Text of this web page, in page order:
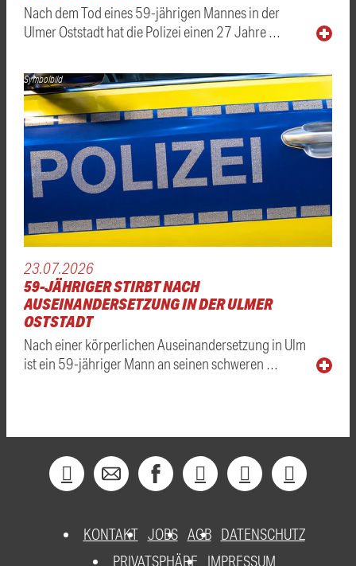
Nach dem Tod eines 59-jährigen Mannes in der
Ulmer Oststadt hat die Polizei einen 27 Jahre …
Symbolbild
23.07.2026
59-JÄHRIGER STIRBT NACH
AUSEINANDERSETZUNG IN DER ULMER
OSTSTADT
Nach einer körperlichen Auseinandersetzung in Ulm
ist ein 59-jähriger Mann an seinen schweren …
KONTAKT JOBS AGB DATENSCHUTZ
PRIVATSPHÄRE
IMPRESSUM